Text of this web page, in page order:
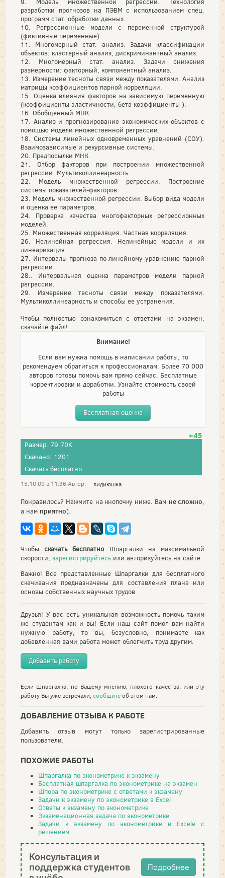
9. Модель множественной регрессии. Технология
разработки прогнозов на ПЭВМ с использованием спец.
программ стат. обработки данных.
10. Регрессионные модели с переменной структурой
(фиктивные переменные).
11. Многомерный стат. анализ. Задачи классификации
объектов: кластерный анализ, дискриминантный анализ.
12. Многомерный стат. анализ. Задачи снижения
размерности: факторный, компонентный анализ.
13. Измерение тесноты связи между показателями. Анализ
матрицы коэффициентов парной корреляции.
15. Оценка влияния факторов на зависимую переменную
(коэффициенты эластичности, бета коэффициенты ).
16. Обобщенный МНК.
17. Анализ и прогнозирование экономических объектов с
помощью модели множественной регрессии.
18. Системы линейных одновременных уравнений (СОУ).
Взаимозависимые и рекурсивные системы.
20. Предпосылки МНК.
21. Отбор факторов при построении множественной
регрессии. Мультиколлинеарность.
22. Модель множественной регрессии. Построение
системы показателей-факторов.
23. Модель множественной регрессии. Выбор вида модели
и оценка ее параметров.
24. Проверка качества многофакторных регрессионных
моделей.
25. Множественная корреляция. Частная корреляция.
26. Нелинейная регрессия. Нелинейные модели и их
линеаризация.
27. Интервалы прогноза по линейному уравнению парной
регрессии.
28.. Интервальная оценка параметров модели парной
регрессии.
29. Измерение тесноты связи между показателями.
Мультиколлинеарность и способы ее устранения.
Чтобы полностью ознакомиться с ответами на экзамен,
скачайте файл!
Внимание!
Если вам нужна помощь в написании работы, то
рекомендуем обратиться к профессионалам. Более 70 000
авторов готовы помочь вам прямо сейчас. Бесплатные
корректировки и доработки. Узнайте стоимость своей
работы
Бесплатная оценка
+45
Размер: 79.70K
Скачано: 1201
Скачать бесплатно
15.10.09 в 11:36 Автор: лидиюшка
Понравилось? Нажмите на кнопочку ниже. Вам не сложно,
а нам приятно).
Чтобыскачать бесплатно Шпаргалки на максимальной
скорости, зарегистрируйтесь или авторизуйтесь на сайте.
Важно! Все представленные Шпаргалки для бесплатного
скачивания предназначены для составления плана или
основы собственных научных трудов.
Друзья! У вас есть уникальная возможность помочь таким
же студентам как и вы! Если наш сайт помог вам найти
нужную работу, то вы, безусловно, понимаете как
добавленная вами работа может облегчить труд другим.
Добавить работу
Если Шпаргалка, по Вашему мнению, плохого качества, или эту
работу Вы уже встречали,сообщитеоб этом нам.
ДОБАВЛЕНИЕ ОТЗЫВА К РАБОТЕ
Добавить отзыв могут только зарегистрированные
пользователи.
ПОХОЖИЕ РАБОТЫ
Шпаргалка по эконометрике к экзамену
Бесплатная шпаргалка по эконометрике на экзамен
Шпора по эконометрике с ответами к экзамену
Задачи к экзамену по эконометрике в Excel
Ответы к экзамену по эконометрике
Экзаменационная задача по эконометрике
Задачи к экзамену по эконометрике в Excele с
решением
Консультация и
поддержка студентов
Подробнее